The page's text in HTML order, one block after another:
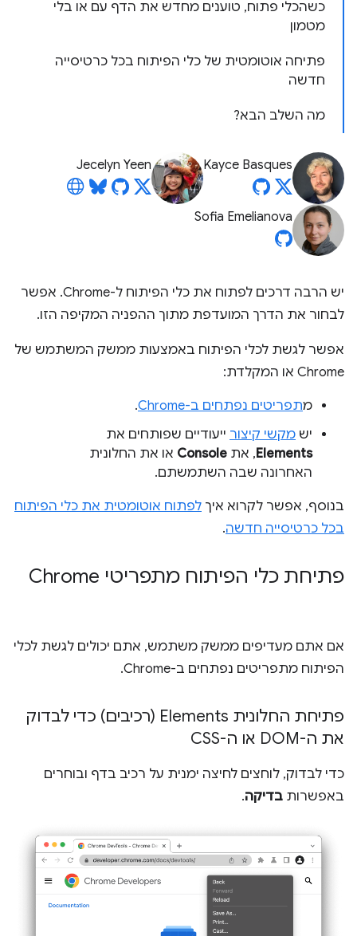
כשהכלי פתוח, טוענים מחדש את הדף עם או בלי
מטמון
פתיחה אוטומטית של כלי הפיתוח בכל כרטיסייה
חדשה
מה השלב הבא?
Kayce Basques
Jecelyn Yeen
Sofia Emelianova
יש הרבה דרכים לפתוח את כלי הפיתוח ל-Chrome. אפשר
לבחור את הדרך המועדפת מתוך ההפניה המקיפה הזו.
אפשר לגשת לכלי הפיתוח באמצעות ממשק המשתמש של
Chrome או המקלדת:
מתפריטים נפתחים ב-Chrome
.
יש מקשי קיצור ייעודיים שפותחים את
Elements, את Console או את החלונית
האחרונה שבה השתמשתם.
בנוסף, אפשר לקרוא איך לפתוח אוטומטית את כלי הפיתוח
בכל כרטיסייה חדשה.
פתיחת כלי הפיתוח מתפריטי Chrome
אם אתם מעדיפים ממשק משתמש, אתם יכולים לגשת לכלי
הפיתוח מתפריטים נפתחים ב-Chrome.
פתיחת החלונית Elements (רכיבים) כדי לבדוק
את ה-DOM או ה-CSS
כדי לבדוק, לוחצים לחיצה ימנית על רכיב בדף ובוחרים
באפשרות בדיקה.